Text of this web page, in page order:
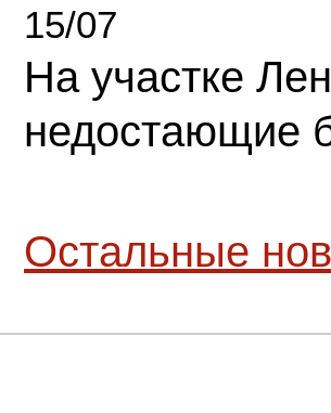
15/07
На участке
недостающие
Остальные